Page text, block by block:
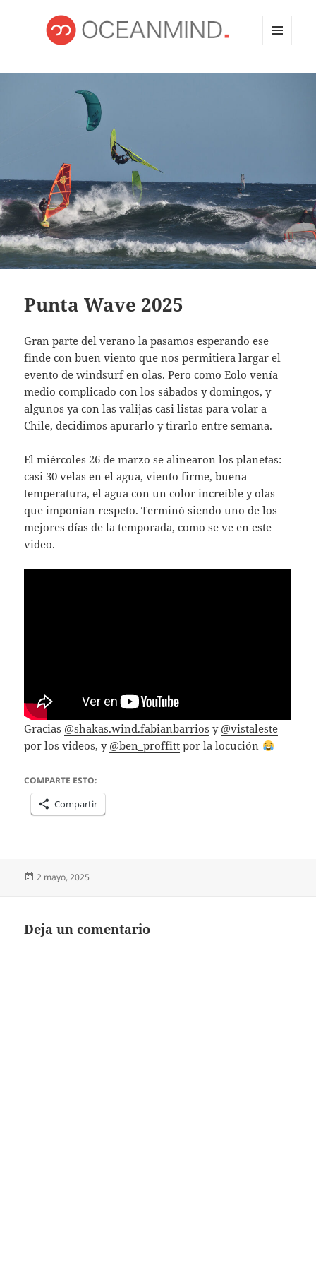
OCEANMIND
WIDGETS
Punta Wave 2025
Gran parte del verano la pasamos esperando ese
finde con buen viento que nos permitiera largar el
evento de windsurf en olas. Pero como Eolo venía
medio complicado con los sábados y domingos, y
algunos ya con las valijas casi listas para volar a
Chile, decidimos apurarlo y tirarlo entre semana.
El miércoles 26 de marzo se alinearon los planetas:
casi 30 velas en el agua, viento firme, buena
temperatura, el agua con un color increíble y olas
que imponían respeto. Terminó siendo uno de los
mejores días de la temporada, como se ve en este
video.
Gracias @shakas.wind.fabianbarrios y @vistaleste
por los videos, y @ben_proffitt por la locución
COMPARTE ESTO:
Compartir
Publicado
2 mayo, 2025
Deja un comentario